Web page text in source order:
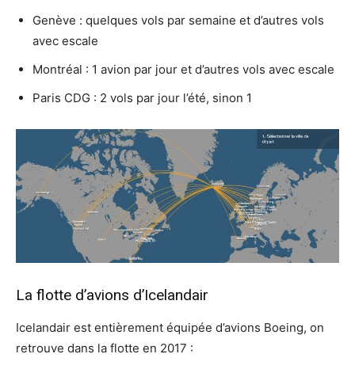
Genève : quelques vols par semaine et d’autres vols
avec escale
Montréal : 1 avion par jour et d’autres vols avec escale
Paris CDG : 2 vols par jour l’été, sinon 1
La flotte d’avions d’Icelandair
Icelandair est entièrement équipée d’avions Boeing, on
retrouve dans la flotte en 2017 :